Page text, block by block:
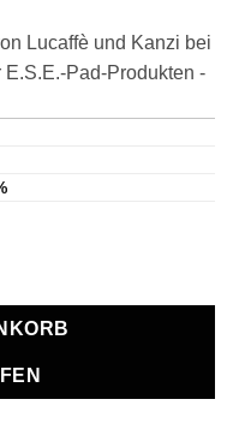
Lucaffè und Kanzi bei
Pad-Produkten -